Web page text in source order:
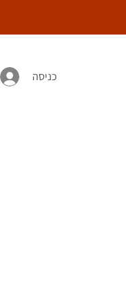
כניסה